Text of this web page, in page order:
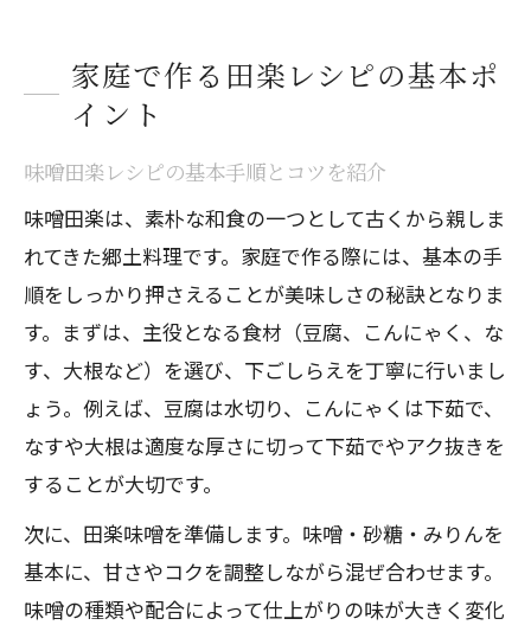
家庭で作る田楽レシピの基本ポ
イント
味噌田楽レシピの基本手順とコツを紹介
味噌田楽は、素朴な和食の一つとして古くから親しま
れてきた郷土料理です。家庭で作る際には、基本の手
順をしっかり押さえることが美味しさの秘訣となりま
す。まずは、主役となる食材（豆腐、こんにゃく、な
す、大根など）を選び、下ごしらえを丁寧に行いまし
ょう。例えば、豆腐は水切り、こんにゃくは下茹で、
なすや大根は適度な厚さに切って下茹でやアク抜きを
することが大切です。
次に、田楽味噌を準備します。味噌・砂糖・みりんを
基本に、甘さやコクを調整しながら混ぜ合わせます。
味噌の種類や配合によって仕上がりの味が大きく変化